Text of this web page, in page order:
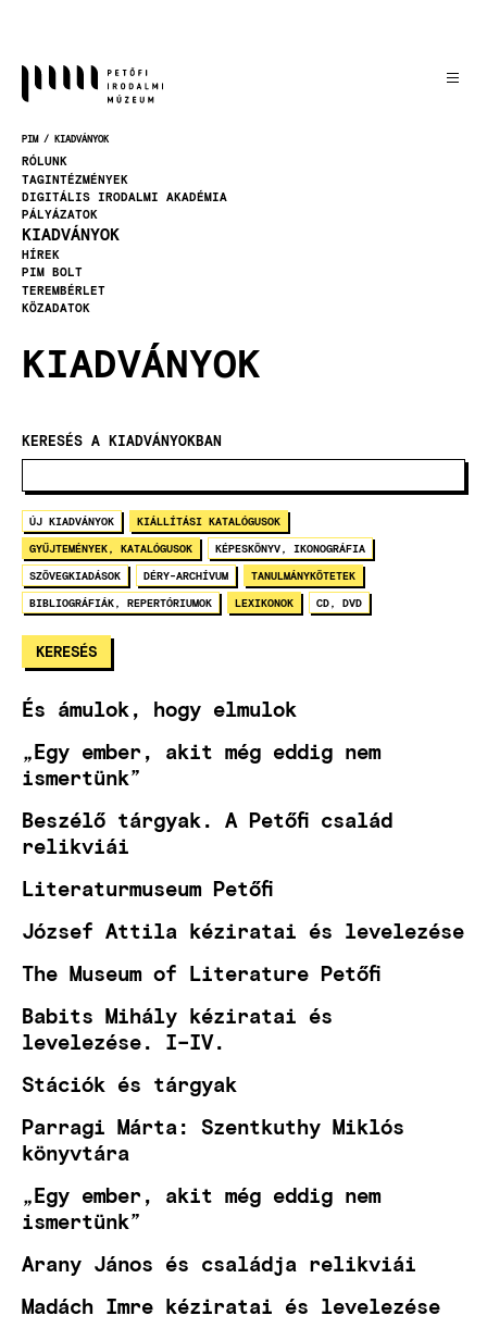
MORZSA
PIM KIADVÁNYOK
RÓLUNK
TAGINTÉZMÉNYEK
DIGITÁLIS IRODALMI AKADÉMIA
PÁLYÁZATOK
KIADVÁNYOK
HÍREK
PIM BOLT
TEREMBÉRLET
KÖZADATOK
KIADVÁNYOK
KERESÉS A KIADVÁNYOKBAN
ÚJ KIADVÁNYOK KIÁLLÍTÁSI KATALÓGUSOK
GYŰJTEMÉNYEK, KATALÓGUSOK KÉPESKÖNYV, IKONOGRÁFIA
SZÖVEGKIADÁSOK DÉRY-ARCHÍVUM TANULMÁNYKÖTETEK
BIBLIOGRÁFIÁK, REPERTÓRIUMOK LEXIKONOK CD, DVD
És ámulok, hogy elmulok
„Egy ember, akit még eddig nem
ismertünk”
Beszélő tárgyak. A Petőfi család
relikviái
Literaturmuseum Petőfi
József Attila kéziratai és levelezése
The Museum of Literature Petőfi
Babits Mihály kéziratai és
levelezése. I–IV.
Stációk és tárgyak
Parragi Márta: Szentkuthy Miklós
könyvtára
„Egy ember, akit még eddig nem
ismertünk”
Arany János és családja relikviái
Madách Imre kéziratai és levelezése